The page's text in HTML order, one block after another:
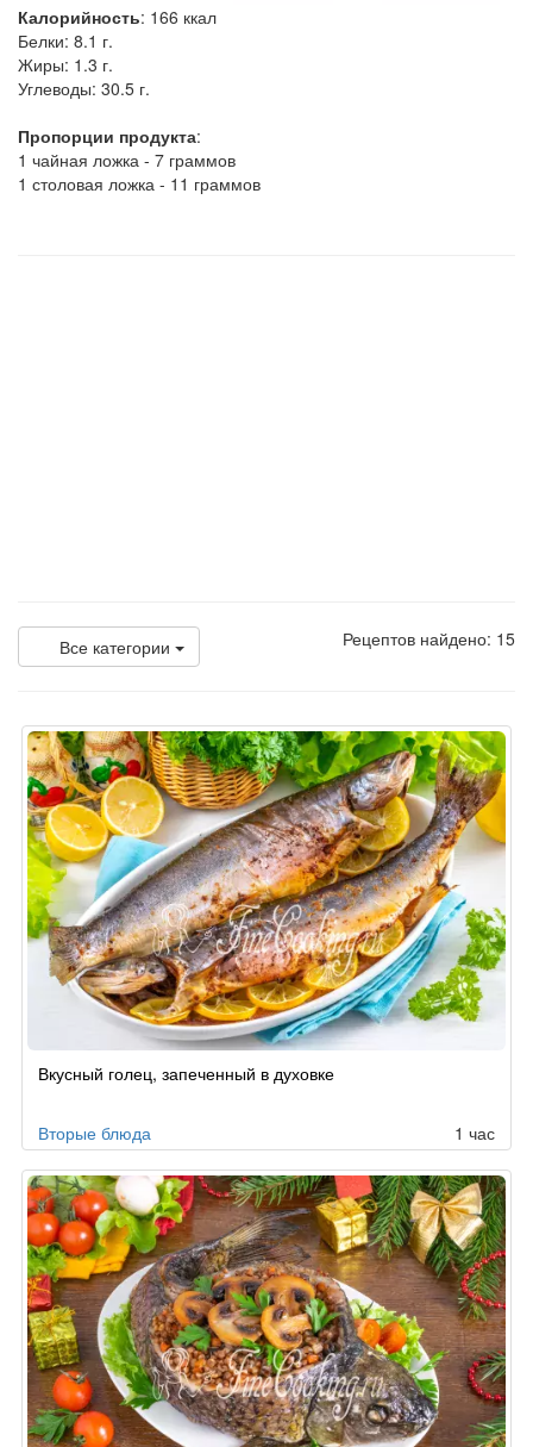
Калорийность: 166 ккал
Белки: 8.1 г.
Жиры: 1.3 г.
Углеводы: 30.5 г.
Пропорции продукта:
1 чайная ложка - 7 граммов
1 столовая ложка - 11 граммов
Все категории Рецептов найдено: 15
Вкусный голец, запеченный в духовке
Вторые блюда 1 час